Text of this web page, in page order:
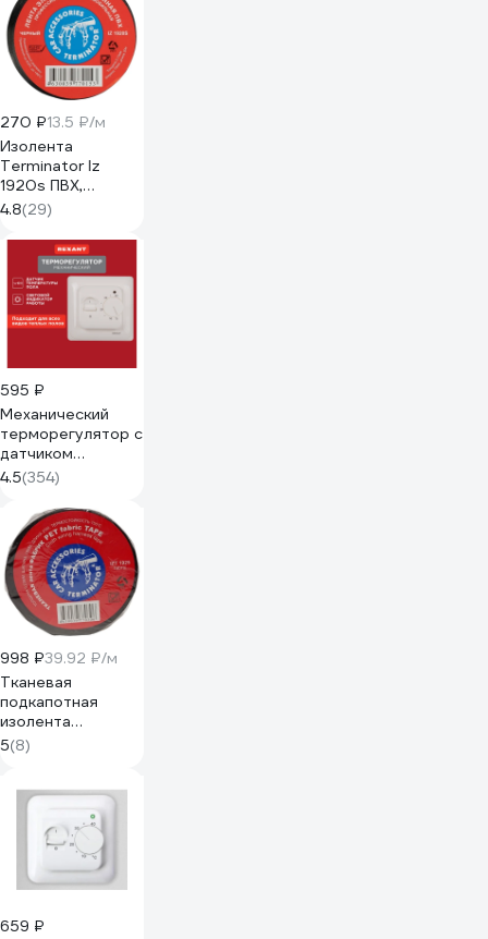
270 ₽13.5 ₽/м
Изолента
Terminator Iz
1920s ПВХ,
черная,
автомобильная,
0.13 мм, 19 мм, 20
м 2000251
4.8(29)
595 ₽
Механический
терморегулятор с
датчиком
температуры
пола REXANT
3600Вт 51-0531
4.5(354)
998 ₽39.92 ₽/м
Тканевая
подкапотная
изолента
Terminator Izt
1925 fabric, 19мм х
0,25мм 2000832
5(8)
659 ₽